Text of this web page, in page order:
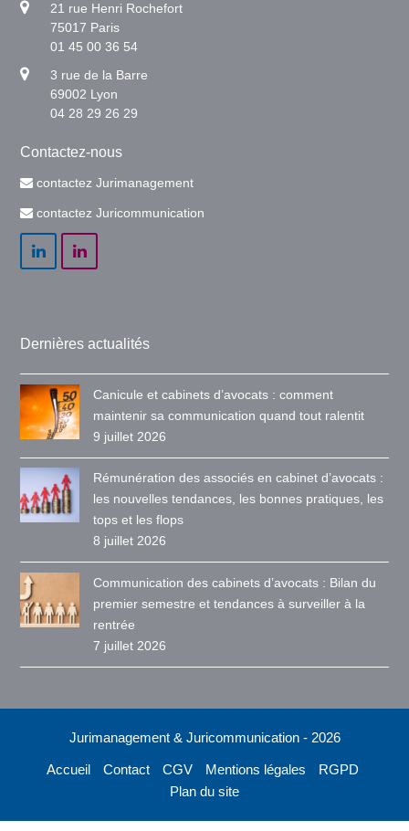
21 rue Henri Rochefort
75017 Paris
01 45 00 36 54
3 rue de la Barre
69002 Lyon
04 28 29 26 29
Contactez-nous
contactez Jurimanagement
contactez Juricommunication
LinkedInLinkedIn
Dernières actualités
Canicule et cabinets d’avocats : comment
maintenir sa communication quand tout ralentit
9 juillet 2026
Rémunération des associés en cabinet d’avocats :
les nouvelles tendances, les bonnes pratiques, les
tops et les flops
8 juillet 2026
Communication des cabinets d’avocats : Bilan du
premier semestre et tendances à surveiller à la
rentrée
7 juillet 2026
Jurimanagement & Juricommunication - 2026
Accueil Contact CGV Mentions légales
RGPD
Plan du site